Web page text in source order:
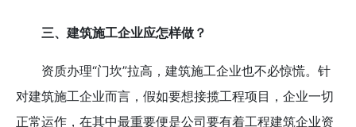
三、建筑施工企业应怎样做？
资质办理“门坎”拉高，建筑施工企业也不必惊慌。针
对建筑施工企业而言，假如要想接揽工程项目，企业一切
正常运作，在其中最重要便是公司要有着工程建筑企业资